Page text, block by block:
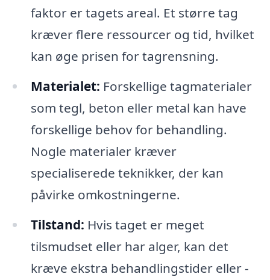
faktor er tagets areal. Et større tag
kræver flere ressourcer og tid, hvilket
kan øge prisen for tagrensning.
Materialet: Forskellige tagmaterialer
som tegl, beton eller metal kan have
forskellige behov for behandling.
Nogle materialer kræver
specialiserede teknikker, der kan
påvirke omkostningerne.
Tilstand: Hvis taget er meget
tilsmudset eller har alger, kan det
kræve ekstra behandlingstider eller -